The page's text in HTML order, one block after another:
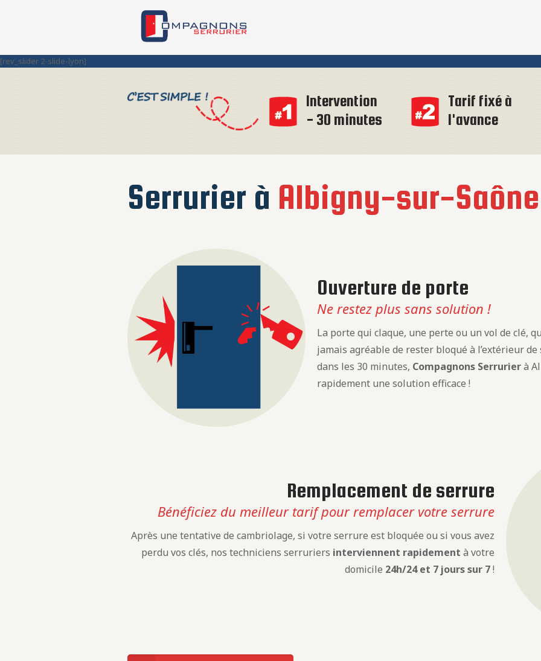
[rev_slider 2-slide-lyon]
Intervention
- 30 minutes
Tarif fixé à
l'avance
Serrurier à Albigny-sur-Saône
Ouverture de porte
Ne restez plus sans solution !
La porte qui claque, une perte ou un vol de clé,
jamais agréable de rester bloqué à l’extérieur
dans les 30 minutes, Compagnons Serrurierà
rapidement une solution efficace !
Remplacement de serrure
Bénéficiez du meilleur tarif pour remplacer votre serrure
Après une tentative de cambriolage, si votre serrure est bloquée ou si vous avez
perdu vos clés, nos techniciens serruriers interviennent rapidement à votre
domicile 24h/24 et 7 jours sur 7!